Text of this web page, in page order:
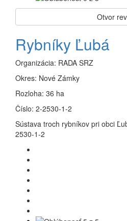
Otvor
Rybníky Ľubá
Organizácia: RADA SRZ
Okres: Nové Zámky
Rozloha: 36 ha
Číslo: 2-2530-1-2
Sústava troch rybníkov pri obci
2530-1-2